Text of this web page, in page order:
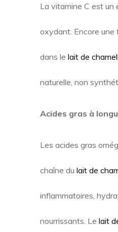
La vitamine C est un
oxydant. Encore une
dans le lait de
naturelle, non
Acides gras à
Les acides gras
chaîne du lait de
inflammatoires,
nourrissants. Le lait